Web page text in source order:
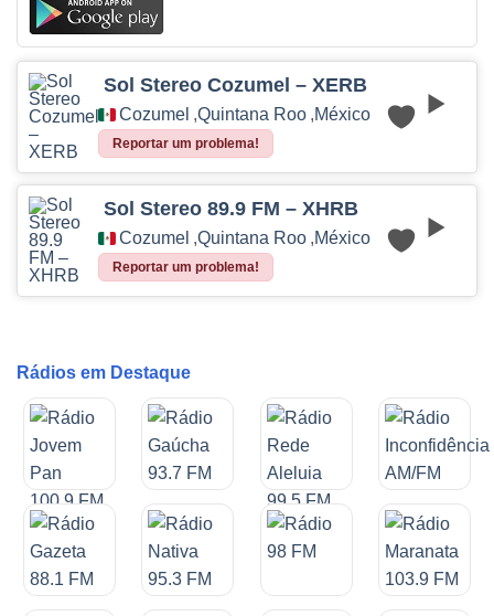
Sol Stereo Cozumel – XERB
Cozumel ,Quintana Roo ,México
Reportar um problema!
Sol Stereo 89.9 FM – XHRB
Cozumel ,Quintana Roo ,México
Reportar um problema!
Rádios em Destaque